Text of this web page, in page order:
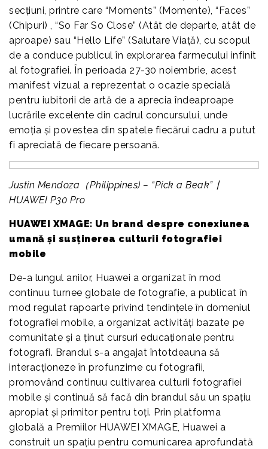
secțiuni, printre care “Moments” (Momente), “Faces”
(Chipuri) , “So Far So Close” (Atât de departe, atât de
aproape) sau “Hello Life” (Salutare Viață), cu scopul
de a conduce publicul în explorarea farmecului infinit
al fotografiei. În perioada 27-30 noiembrie, acest
manifest vizual a reprezentat o ocazie specială
pentru iubitorii de artă de a aprecia îndeaproape
lucrările excelente din cadrul concursului, unde
emoția și povestea din spatele fiecărui cadru a putut
fi apreciată de fiecare persoană.
Justin Mendoza（Philippines) – “Pick a Beak”丨
HUAWEI P30 Pro
HUAWEI XMAGE: Un brand despre conexiunea
umană și susținerea culturii fotografiei
mobile
De-a lungul anilor, Huawei a organizat în mod
continuu turnee globale de fotografie, a publicat în
mod regulat rapoarte privind tendințele în domeniul
fotografiei mobile, a organizat activități bazate pe
comunitate și a ținut cursuri educaționale pentru
fotografi. Brandul s-a angajat întotdeauna să
interacționeze în profunzime cu fotografii,
promovând continuu cultivarea culturii fotografiei
mobile și continuă să facă din brandul său un spațiu
apropiat și primitor pentru toți. Prin platforma
globală a Premiilor HUAWEI XMAGE, Huawei a
construit un spațiu pentru comunicarea aprofundată